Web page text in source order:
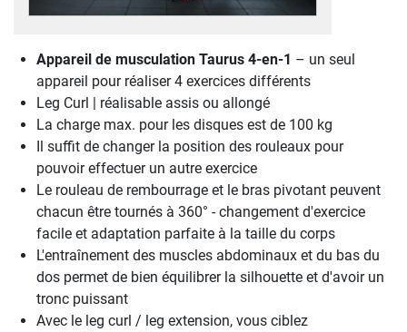
Appareil de musculation Taurus 4-en-1 – un seul
appareil pour réaliser 4 exercices différents
Leg Curl | réalisable assis ou allongé
La charge max. pour les disques est de 100 kg
Il suffit de changer la position des rouleaux pour
pouvoir effectuer un autre exercice
Le rouleau de rembourrage et le bras pivotant peuvent
chacun être tournés à 360° - changement d'exercice
facile et adaptation parfaite à la taille du corps
L'entraînement des muscles abdominaux et du bas du
dos permet de bien équilibrer la silhouette et d'avoir un
tronc puissant
Avec le leg curl / leg extension, vous ciblez